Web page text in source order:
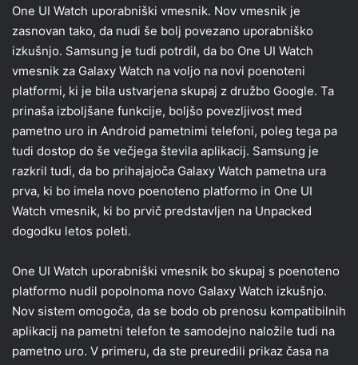
One UI Watch uporabniški vmesnik. Nov vmesnik je
zasnovan tako, da nudi še bolj povezano uporabniško
izkušnjo. Samsung je tudi potrdil, da bo One UI Watch
vmesnik za Galaxy Watch na voljo na novi poenoteni
platformi, ki je bila ustvarjena skupaj z družbo Google. Ta
prinaša izboljšane funkcije, boljšo povezljivost med
pametno uro in Android pametnimi telefoni, poleg tega pa
tudi dostop do še večjega števila aplikacij. Samsung je
razkril tudi, da bo prihajajoča Galaxy Watch pametna ura
prva, ki bo imela novo poenoteno platformo in One UI
Watch vmesnik, ki bo prvič predstavljen na Unpacked
dogodku letos poleti.
One UI Watch uporabniški vmesnik bo skupaj s poenoteno
platformo nudil popolnoma novo Galaxy Watch izkušnjo.
Nov sistem omogoča, da se bodo ob prenosu kompatibilnih
aplikacij na pametni telefon te samodejno naložile tudi na
pametno uro. V primeru, da ste preuredili prikaz časa na